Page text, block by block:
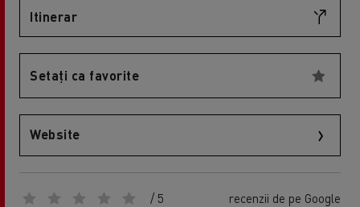
Itinerar
Setați ca favorite
Website
/ 5 recenzii de pe Google